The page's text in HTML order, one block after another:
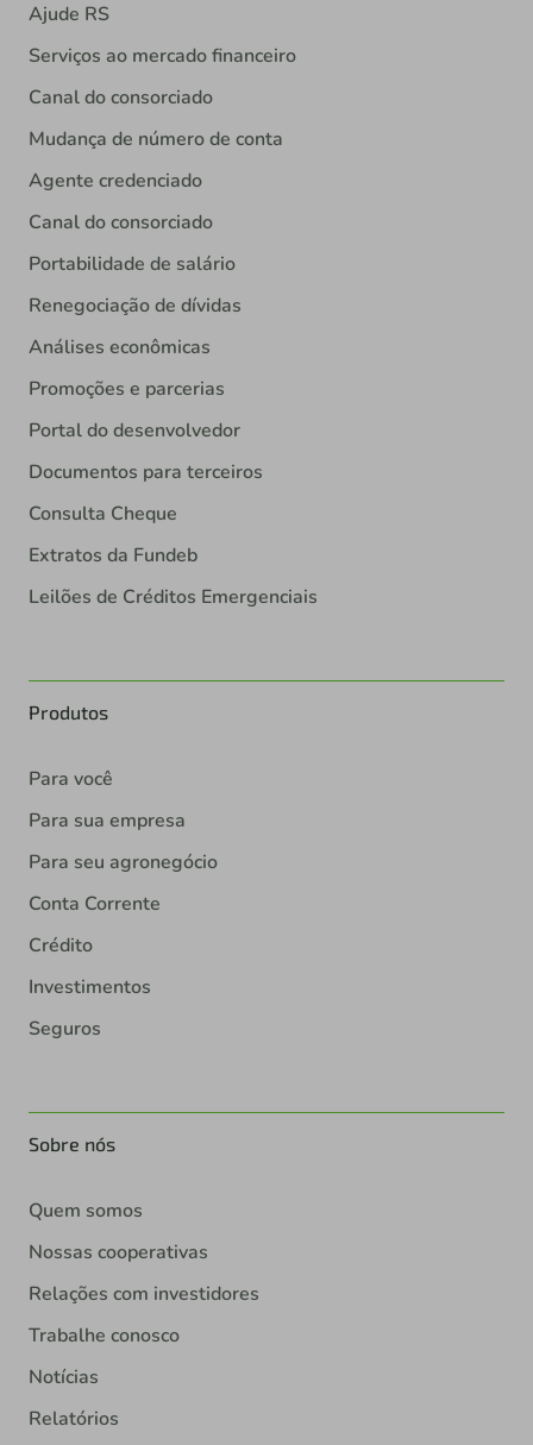
Ajude RS
Serviços ao mercado financeiro
Canal do consorciado
Mudança de número de conta
Agente credenciado
Canal do consorciado
Portabilidade de salário
Renegociação de dívidas
Análises econômicas
Promoções e parcerias
Portal do desenvolvedor
Documentos para terceiros
Consulta Cheque
Extratos da Fundeb
Leilões de Créditos Emergenciais
Produtos
Para você
Para sua empresa
Para seu agronegócio
Conta Corrente
Crédito
Investimentos
Seguros
Sobre nós
Quem somos
Nossas cooperativas
Relações com investidores
Trabalhe conosco
Notícias
Relatórios